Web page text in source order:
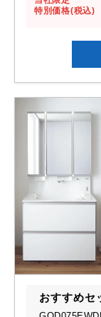
特別価格(税込)
おすすめセ